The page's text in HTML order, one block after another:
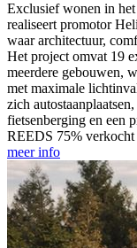
Exclusief wonen in
realiseert promotor
waar architectuur,
Het project omvat 19
meerdere gebouwen,
met maximale
zich
fietsenberging en een
REEDS 75% verkocht
meer info